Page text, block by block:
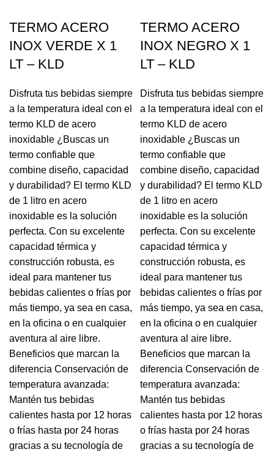
TERMO ACERO
INOX VERDE X 1
LT – KLD
Disfruta tus bebidas siempre
a la temperatura ideal con el
termo KLD de acero
inoxidable ¿Buscas un
termo confiable que
combine diseño, capacidad
y durabilidad? El termo KLD
de 1 litro en acero
inoxidable es la solución
perfecta. Con su excelente
capacidad térmica y
construcción robusta, es
ideal para mantener tus
bebidas calientes o frías por
más tiempo, ya sea en casa,
en la oficina o en cualquier
aventura al aire libre.
Beneficios que marcan la
diferencia Conservación de
temperatura avanzada:
Mantén tus bebidas
calientes hasta por 12 horas
o frías hasta por 24 horas
gracias a su tecnología de
TERMO ACERO
INOX NEGRO X 1
LT – KLD
Disfruta tus bebidas siempre
a la temperatura ideal con el
termo KLD de acero
inoxidable ¿Buscas un
termo confiable que
combine diseño, capacidad
y durabilidad? El termo KLD
de 1 litro en acero
inoxidable es la solución
perfecta. Con su excelente
capacidad térmica y
construcción robusta, es
ideal para mantener tus
bebidas calientes o frías por
más tiempo, ya sea en casa,
en la oficina o en cualquier
aventura al aire libre.
Beneficios que marcan la
diferencia Conservación de
temperatura avanzada:
Mantén tus bebidas
calientes hasta por 12 horas
o frías hasta por 24 horas
gracias a su tecnología de